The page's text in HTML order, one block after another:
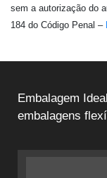
sem a autorização do
184 do Código Penal –
Embalagem
embalagens